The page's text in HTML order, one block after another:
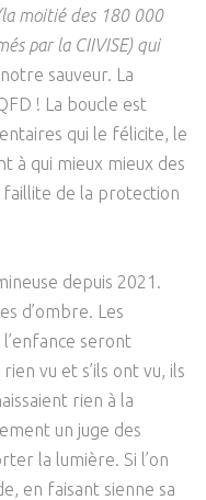
moitié des 180 000
par la CIIVISE) qui
sauveur. La
! La boucle est
qui le félicite, le
à qui mieux mieux des
de la protection
depuis 2021.
d’ombre. Les
seront
vu et s’ils ont vu, ils
rien à la
un juge des
la lumière. Si l’on
en faisant sienne sa